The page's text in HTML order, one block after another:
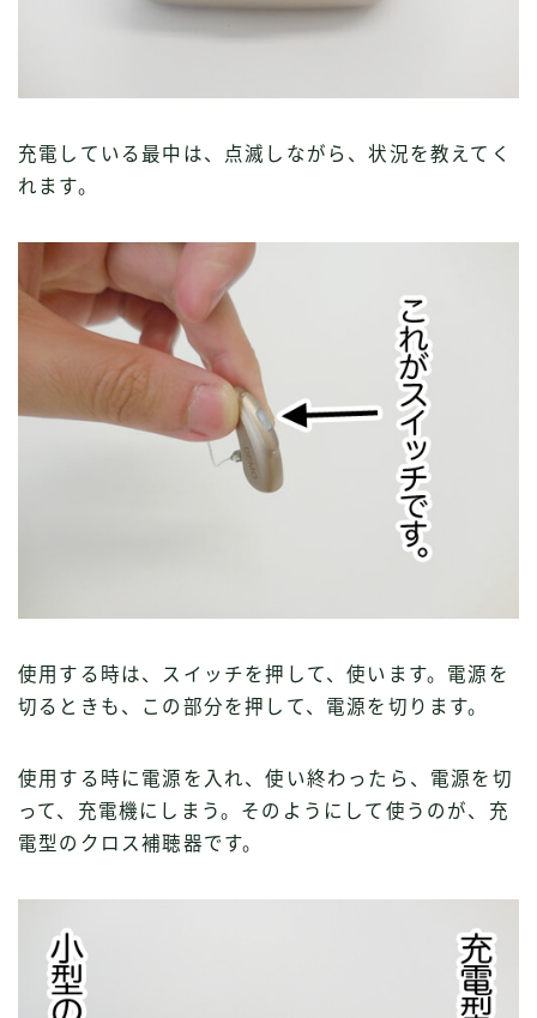
充電している最中は、点滅しながら、状況を教えてく
れます。
使用する時は、スイッチを押して、使います。電源を
切るときも、この部分を押して、電源を切ります。
使用する時に電源を入れ、使い終わったら、電源を切
って、充電機にしまう。そのようにして使うのが、充
電型のクロス補聴器です。